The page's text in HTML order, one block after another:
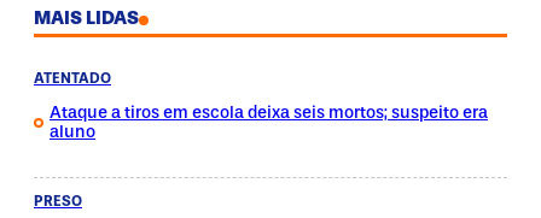
MAIS LIDAS
ATENTADO
Ataque a tiros em escola deixa seis mortos; suspeito era
aluno
PRESO